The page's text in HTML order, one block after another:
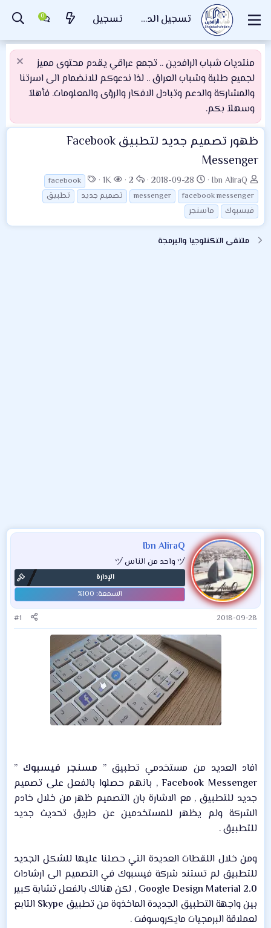
تسجيل الدخول تسجيل
منتديات شباب الرافدين .. تجمع عراقي يقدم محتوى مميز
لجميع طلبة وشباب العراق .. لذا ندعوكم للانضمام الى اسرتنا
والمشاركة والدعم وتبادل الافكار والرؤى والمعلومات. فأهلاَ
وسهلاَ بكم.
ظهور تصميم جديد لتطبيق Facebook
Messenger
ب
ا
د
ئ
ل
Ibn AliraQ
ت
ا
ر
ي
ا
2018-09-28
ا
ل
ر
2
ا
ل
م
1K
ا
ل
و
facebook
facebook messenger
messenger تصميم جديد
تطبيق
فيسبوك
ماسنجر
ملتقى التكنلوجيا والبرمجة
Ibn AliraQ
ヅ واحد من الناس ヅ
الإدارة
2018-09-28
#1
افاد العديد من مستخدمي تطبيق ” مسنجر فيسبوك ”
Facebook Messenger, بانهم حصلوا بالفعل على تصميم
جديد للتطبيق , مع الاشارة بان التصميم ظهر من خلال خادم
الشركة ولم يظهر للمستخدمين عن طريق تحديث جديد
للتطبيق .​
ومن خلال اللقطات العديدة التي حصلنا عليها للشكل الجديد
للتطبيق لم تستند شركة فيسبوك في التصميم الى ارشادات
Google Design Material 2.0 , لكن هنالك بالفعل تشابة كبير
بين واجهة التطبيق الجديدة الماخذوة من تطبيق Skype التابع
لعملاقة البرمجيات مايكروسوفت .​